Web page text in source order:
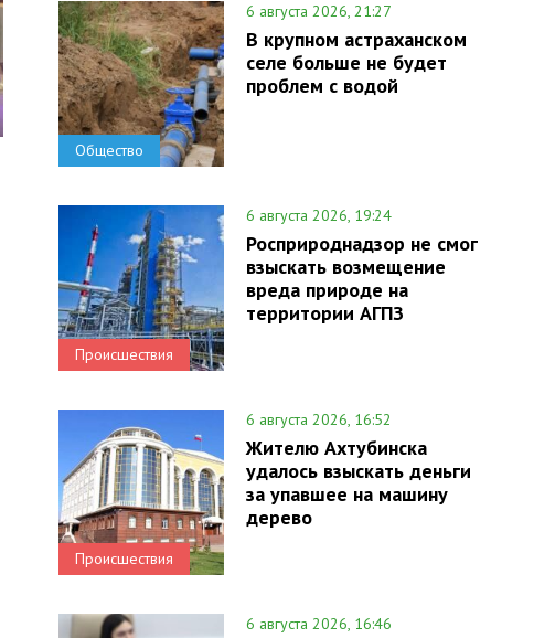
Общество
6 августа 2026, 21:27
В крупном астраханском
селе больше не будет
проблем с водой
Происшествия
6 августа 2026, 19:24
Росприроднадзор не смог
взыскать возмещение
вреда природе на
территории АГПЗ
Происшествия
6 августа 2026, 16:52
Жителю Ахтубинска
удалось взыскать деньги
за упавшее на машину
дерево
6 августа 2026, 16:46